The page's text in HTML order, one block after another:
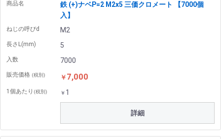
商品名
鉄 (+)ナベP=2 M2x5 三価クロメート 【7000個
入】
ねじの呼びd M2
長さL(mm) 5
入数 7000
販売価格 (税別) ￥ 7,000
1個あたり (税別) ￥ 1
詳細